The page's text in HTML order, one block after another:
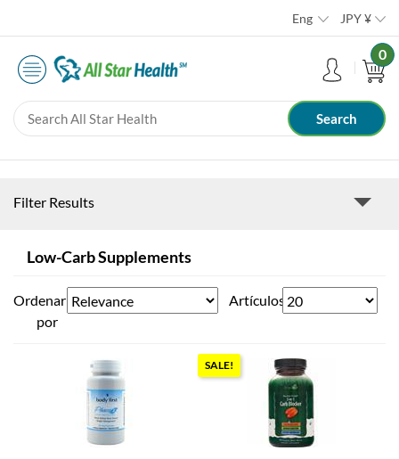
Eng JPY¥
0
Filter Results
Low-Carb Supplements
Ordenar
por
Artículos
SALE!